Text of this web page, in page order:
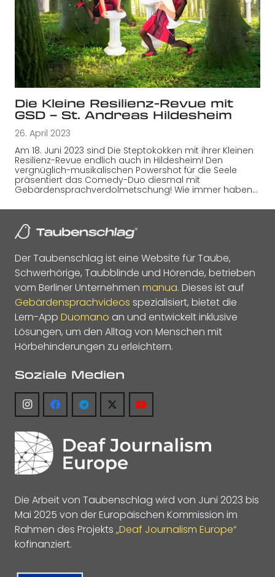
Die Kleine Resilienz-Revue mit
GSD – St. Andreas Hildesheim
26. April 2023
Am 18. Juni 2023 sind Die Steptokokken mit ihrer Kleinen
Resilienz-Revue endlich auch in Hildesheim! Den
vergnüglich-musikalischen Powershot für die Seele
präsentiert das Comedy-Duo diesmal mit
Gebärdensprachverdolmetschung! Wie immer haben…
Der Taubenschlag ist eine Website für Taube,
Schwerhörige, Taubblinde und Hörende, betrieben
vom Berliner Unternehmen manua. Dieses ist auf
Gebärdensprachvideos spezialisiert, bietet die
Lern-App Duomano an und entwickelt inklusive
Lösungen, um den Alltag von Menschen mit
Hörbehinderungen zu erleichtern.
Soziale Medien
Die Arbeit von Taubenschlag wird von Juni 2023 bis
Mai 2025 von der Europäischen Kommission im
Rahmen des Projekts „Deaf Journalism Europe“
kofinanziert.